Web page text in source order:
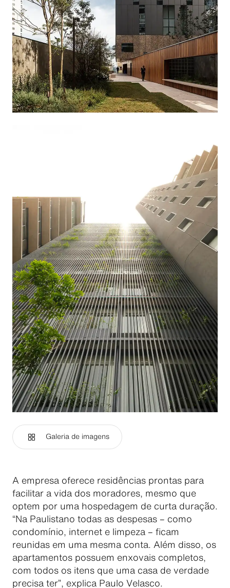
Galeria de imagens
A empresa oferece residências prontas para
facilitar a vida dos moradores, mesmo que
optem por uma hospedagem de curta duração.
“Na Paulistano todas as despesas – como
condomínio, internet e limpeza – ficam
reunidas em uma mesma conta. Além disso, os
apartamentos possuem enxovais completos,
com todos os itens que uma casa de verdade
precisa ter”, explica Paulo Velasco.